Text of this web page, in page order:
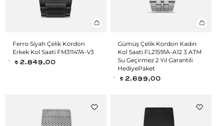
Ferro Siyah Çelik Kordon
Erkek Kol Saati FM31147A-V3
t 2.849,00
Gümüş Çelik Kordon Kadın
Kol Saati FL21591A-A12 3 ATM
Su Geçirmez 2 Yıl Garantili
HediyePaket
t 2.699,00